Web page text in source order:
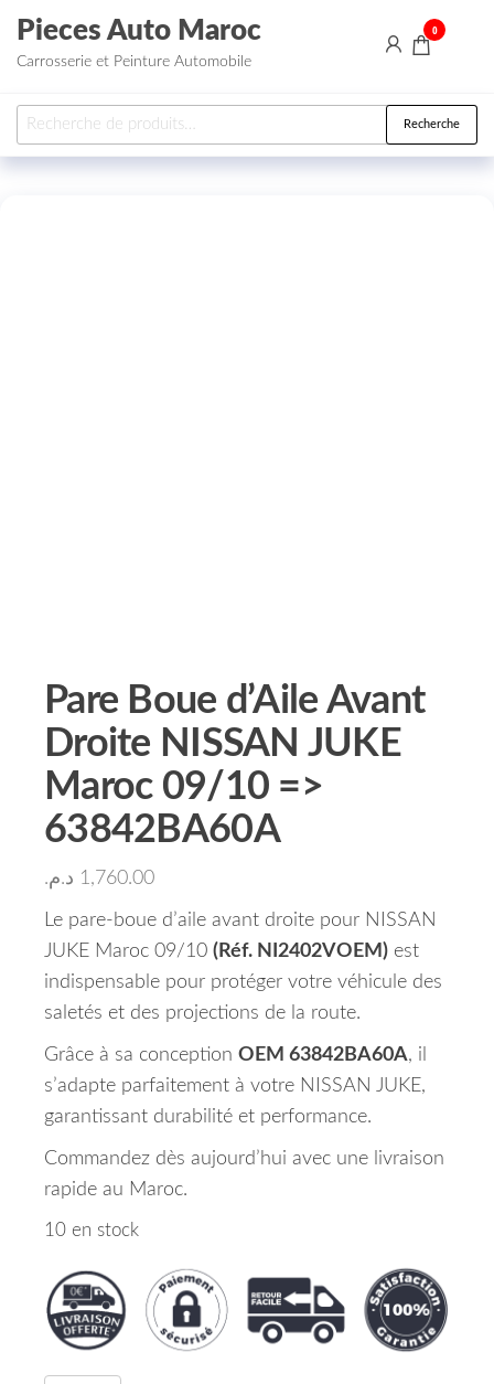
Aller au contenu
Pieces Auto Maroc
Carrosserie et Peinture Automobile
0
Recherche pour : Recherche
Pare Boue d’Aile Avant
Droite NISSAN JUKE
Maroc 09/10 =>
63842BA60A
1,760.00 د.م.
Le pare-boue d’aile avant droite pour NISSAN
JUKE Maroc 09/10 (Réf. NI2402VOEM) est
indispensable pour protéger votre véhicule des
saletés et des projections de la route.
Grâce à sa conception OEM 63842BA60A, il
s’adapte parfaitement à votre NISSAN JUKE,
garantissant durabilité et performance.
Commandez dès aujourd’hui avec une livraison
rapide au Maroc.
10 en stock